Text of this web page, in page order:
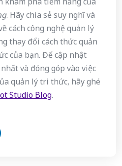
. Hãy chia sẻ suy nghĩ và
cách công nghệ quản lý
thay đổi cách thức quản
của bạn. Để cập nhật
và đóng góp vào việc
quản lý tri thức, hãy ghé
Studio Blog.